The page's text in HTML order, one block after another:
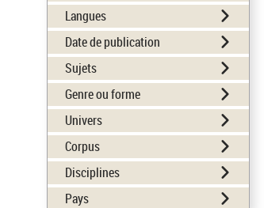
Langues
Date de publication
Sujets
Genre ou forme
Univers
Corpus
Disciplines
Pays